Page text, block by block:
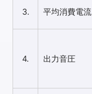
3. 平均消費電流
4. 出力音圧